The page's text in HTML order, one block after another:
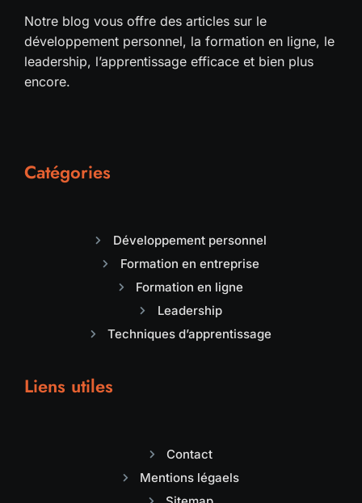
Notre blog vous offre des articles sur le
développement personnel, la formation en ligne, le
leadership, l’apprentissage efficace et bien plus
encore.
Catégories
Développement personnel
Formation en entreprise
Formation en ligne
Leadership
Techniques d’apprentissage
Liens utiles
Contact
Mentions légaels